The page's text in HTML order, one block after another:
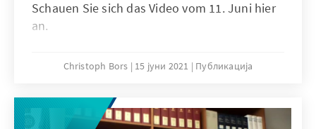
Schauen Sie sich das Video vom 11. Juni hier
an.
Christoph Bors 15 јуни 2021 Публикација